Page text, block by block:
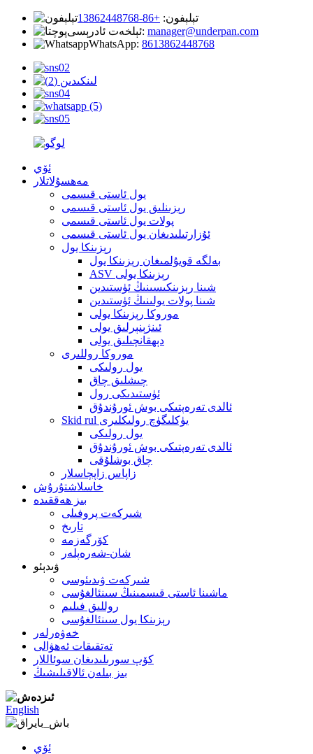
تېلېفون: +86-13862448768
ئېلخەت ئادرېسى: manager@underpan.com
WhatsApp: 8613862448768
ئۆي
مەھسۇلاتلار
يول ئاستى قىسمى
رېزىنلىق يول ئاستى قىسمى
پولات يول ئاستى قىسمى
ئۇزارتىلىدىغان يول ئاستى قىسمى
رېزىنكا يول
بەلگە قويۇلمىغان رېزىنكا يول
ASV رېزىنكا يولى
شىنا رېزىنكىسىنىڭ ئۈستىدىن
شىنا پولات يولىنىڭ ئۈستىدىن
موروكا رېزىنكا يولى
ئىنژېنېرلىق يولى
دېھقانچىلىق يولى
موروكا روللىرى
يول رولىكى
چىشلىق چاق
ئۈستىدىكى رول
ئالدى تەرەپتىكى بوش ئورۇندۇق
Skid rul يۈكلىگۈچ رولىكلىرى
يول رولىكى
ئالدى تەرەپتىكى بوش ئورۇندۇق
چاق بوشلۇقى
زاپاس زاپچاسلار
خاسلاشتۇرۇش
بىز ھەققىدە
شىركەت پروفىلى
تارىخ
كۆرگەزمە
شان-شەرەپلەر
ۋىدېئو
شىركەت ۋىدىئوسى
ماشىنا ئاستى قىسمىنىڭ سىنئالغۇسى
روللىق فىلىم
رېزىنكا يول سىنئالغۇسى
خەۋەرلەر
تەتقىقات ئەھۋالى
كۆپ سورىلىدىغان سوئاللار
بىز بىلەن ئالاقىلىشىڭ
English
ئۆي